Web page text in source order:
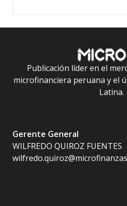
Publicación líder en el
microfinanciera peruana y el
Latina.
Gerente General
WILFREDO QUIROZ FUENTES